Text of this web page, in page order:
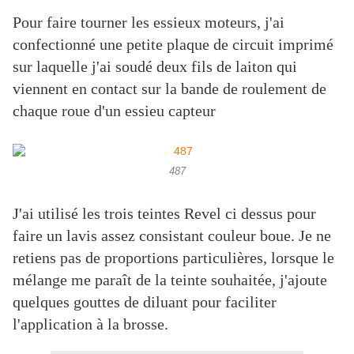
Pour faire tourner les essieux moteurs, j'ai
confectionné une petite plaque de circuit imprimé
sur laquelle j'ai soudé deux fils de laiton qui
viennent en contact sur la bande de roulement de
chaque roue d'un essieu capteur
487
J'ai utilisé les trois teintes Revel ci dessus pour
faire un lavis assez consistant couleur boue. Je ne
retiens pas de proportions particulières, lorsque le
mélange me paraît de la teinte souhaitée, j'ajoute
quelques gouttes de diluant pour faciliter
l'application à la brosse.